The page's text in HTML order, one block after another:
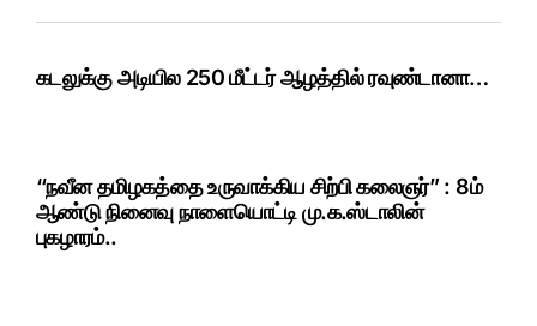
கடலுக்கு அடியில 250 மீட்டர் ஆழத்தில் ரவுண்டானா…
“நவீன தமிழகத்தை உருவாக்கிய சிற்பி கலைஞர்” : 8ம்
ஆண்டு நினைவு நாளையொட்டி மு.க.ஸ்டாலின்
புகழாரம்..